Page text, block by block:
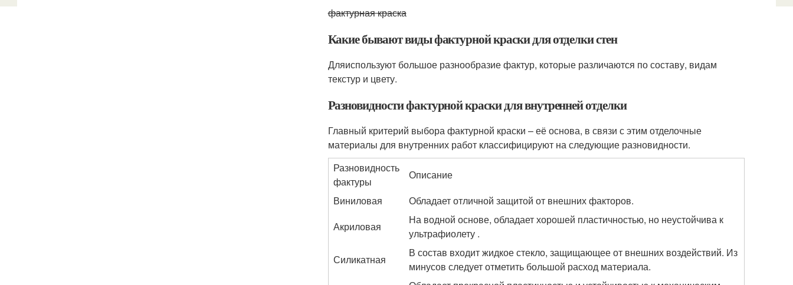
фактурная краска
Какие бывают виды фактурной краски для отделки стен
Дляиспользуют большое разнообразие фактур, которые различаются по составу, видам
текстур и цвету.
Разновидности фактурной краски для внутренней отделки
Главный критерий выбора фактурной краски – её основа, в связи с этим отделочные
материалы для внутренних работ классифицируют на следующие разновидности.
Разновидность
фактуры
Описание
Виниловая
Обладает отличной защитой от внешних факторов.
Акриловая
На водной основе, обладает хорошей пластичностью, но неустойчива к
ультрафиолету .
Силикатная
В состав входит жидкое стекло, защищающее от внешних воздействий. Из
минусов следует отметить большой расход материала.